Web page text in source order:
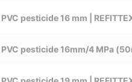
pesticide 16 mm |
pesticide 16mm/4 MPa